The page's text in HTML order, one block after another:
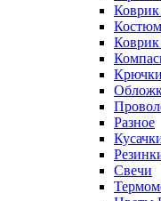
Костюм
Разное
Свечи